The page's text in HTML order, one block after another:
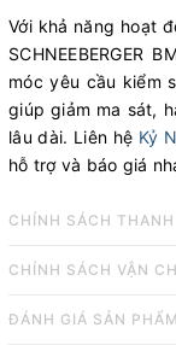
Với khả năng hoạt
SCHNEEBERGER
móc yêu cầu kiểm
giúp giảm ma sát,
lâu dài. Liên hệ Kỷ
hỗ trợ và báo giá
CHÍNH SÁCH
CHÍNH SÁCH VẬN
ĐÁNH GIÁ SẢN PHẨM